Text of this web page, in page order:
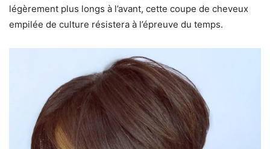
légèrement plus longs à l’avant, cette coupe de cheveux
empilée de culture résistera à l’épreuve du temps.